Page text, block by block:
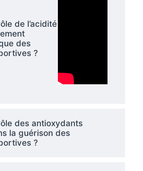
de l’acidité
des
?
des antioxydants
la guérison des
?